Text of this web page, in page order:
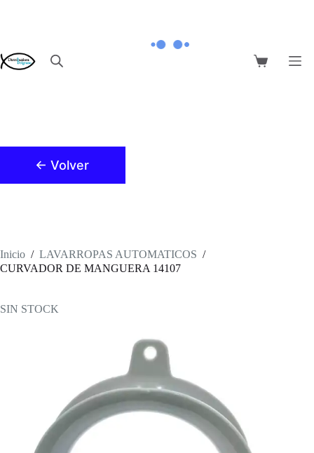
Carro
← Volver
Inicio / LAVARROPAS AUTOMATICOS /
CURVADOR DE MANGUERA 14107
SIN STOCK